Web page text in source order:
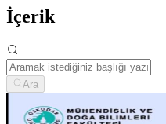
İçerik
Ara